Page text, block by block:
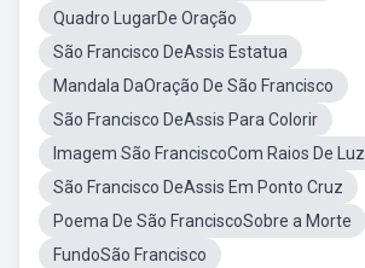
Quadro LugarDe Oração
São Francisco DeAssis Estatua
Mandala DaOração De São Francisco
São Francisco DeAssis Para Colorir
Imagem São FranciscoCom Raios De Luz
São Francisco DeAssis Em Ponto Cruz
Poema De São FranciscoSobre a Morte
FundoSão Francisco